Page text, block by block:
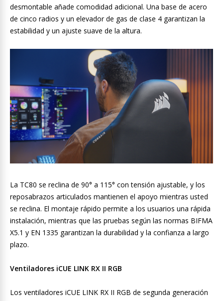
desmontable añade comodidad adicional. Una base de acero
de cinco radios y un elevador de gas de clase 4 garantizan la
estabilidad y un ajuste suave de la altura.
La TC80 se reclina de 90° a 115° con tensión ajustable, y los
reposabrazos articulados mantienen el apoyo mientras usted
se reclina. El montaje rápido permite a los usuarios una rápida
instalación, mientras que las pruebas según las normas BIFMA
X5.1 y EN 1335 garantizan la durabilidad y la confianza a largo
plazo.
Ventiladores iCUE LINK RX II RGB
Los ventiladores iCUE LINK RX II RGB de segunda generación